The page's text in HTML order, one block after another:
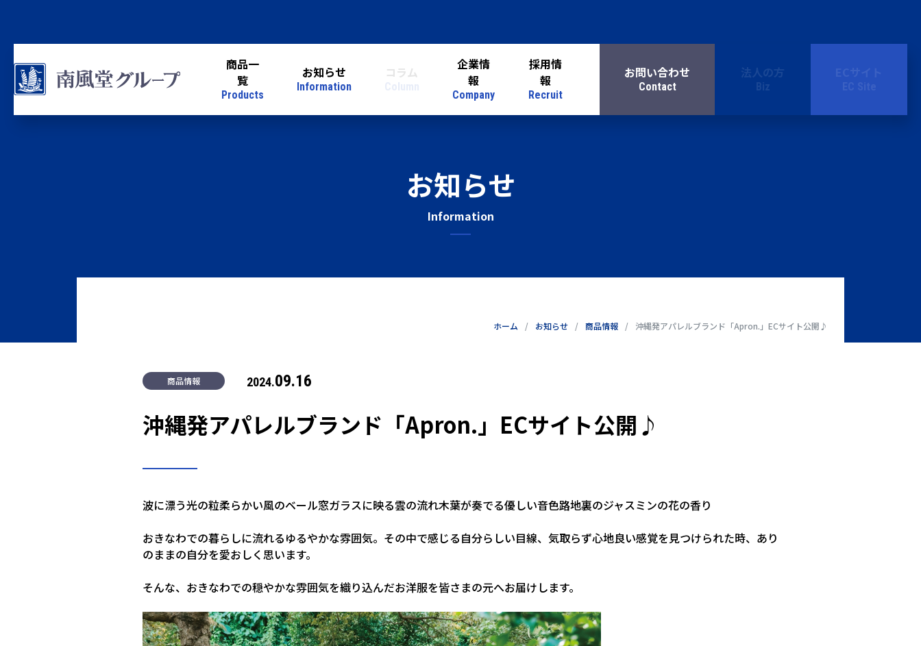
商品一
覧
Products
お知らせ
Information
コラム
企業情
報
Company
採用情
報
Recruit
お問い合わせ
Contact
法人の方
Biz
お知らせ
Information
ホーム お知らせ 商品情報 沖縄発アパレルブランド「Apron.」ECサイト公開♪
商品情報 2024.09.16
沖縄発アパレルブランド「Apron.」ECサイト公開♪
波に漂う光の粒柔らかい風のベール窓ガラスに映る雲の流れ木葉が奏でる優しい音色路地裏のジャスミンの花の香り
おきなわでの暮らしに流れるゆるやかな雰囲気。その中で感じる自分らしい目線、気取らず心地良い感覚を見つけられた時、あり
のままの自分を愛おしく思います。
そんな、おきなわでの穏やかな雰囲気を織り込んだお洋服を皆さまの元へお届けします。